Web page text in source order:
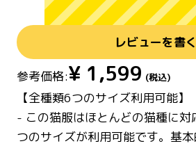
レビューを書く
参考価格:¥ 1,599 (税込)
【全種類6つのサイズ利用可能】
- この猫服はほとんどの猫種に対
つのサイズが利用可能です。基